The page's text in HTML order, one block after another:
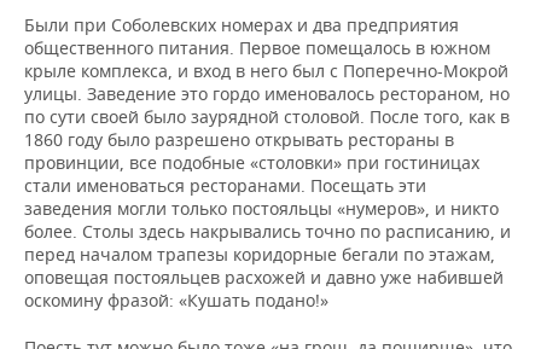
Были при Соболевских номерах и два предприятия
общественного питания. Первое помещалось в южном
крыле комплекса, и вход в него был с Поперечно-Мокрой
улицы. Заведение это гордо именовалось рестораном, но
по сути своей было заурядной столовой. После того, как в
1860 году было разрешено открывать рестораны в
провинции, все подобные «столовки» при гостиницах
стали именоваться ресторанами. Посещать эти
заведения могли только постояльцы «нумеров», и никто
более. Столы здесь накрывались точно по расписанию, и
перед началом трапезы коридорные бегали по этажам,
оповещая постояльцев расхожей и давно уже набившей
оскомину фразой: «Кушать подано!»